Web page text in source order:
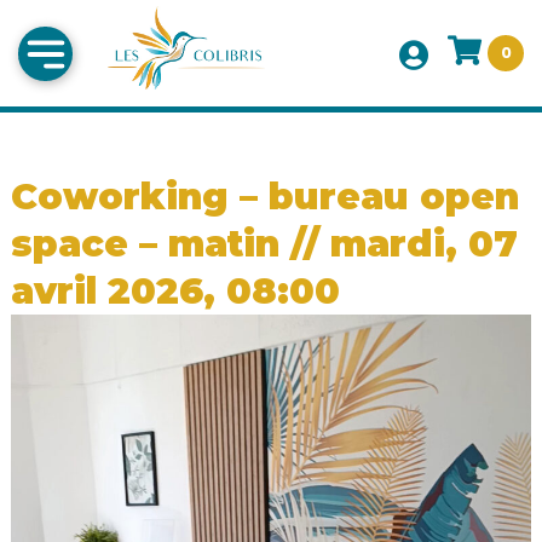
0
Coworking – bureau open
space – matin // mardi, 07
avril 2026, 08:00